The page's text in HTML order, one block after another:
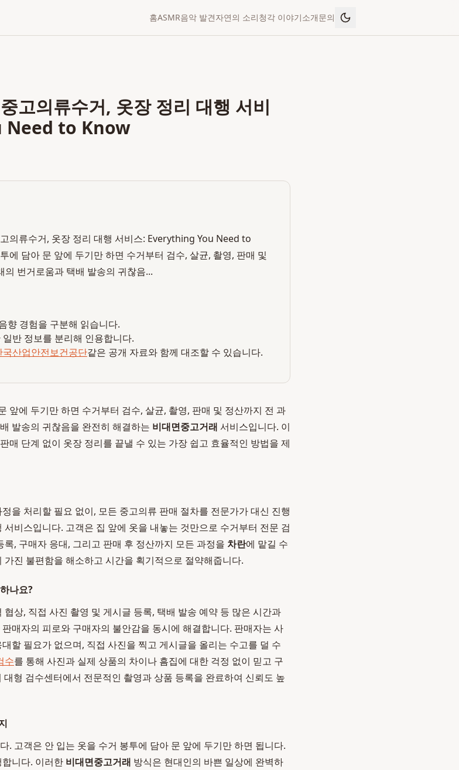
홈ASMR음악 발견자연의 소리청각 이야기소개문의
고의류수거, 옷장 정리 대행 서비
Need to Know
의류수거, 옷장 정리 대행 서비스: Everything You Need to
에 담아 문 앞에 두기만 하면 수거부터 검수, 살균, 촬영, 판매 및
번거로움과 택배 발송의 귀찮음...
향 경험을 구분해 읽습니다.
반 정보를 분리해 인용합니다.
국산업안전보건공단같은 공개 자료와 함께 대조할 수 있습니다.
앞에 두기만 하면 수거부터 검수, 살균, 촬영, 판매 및 정산까지 전 과
발송의 귀찮음을 완전히 해결하는 비대면중고거래 서비스입니다. 이
매 단계 없이 옷장 정리를 끝낼 수 있는 가장 쉽고 효율적인 방법을 제
을 처리할 필요 없이, 모든 중고의류 판매 절차를 전문가가 대신 진행
서비스입니다. 고객은 집 앞에 옷을 내놓는 것만으로 수거부터 전문 검
, 구매자 응대, 그리고 판매 후 정산까지 모든 과정을 차란에 맡길 수
진 불편함을 해소하고 시간을 획기적으로 절약해줍니다.
나요?
상, 직접 사진 촬영 및 게시글 등록, 택배 발송 예약 등 많은 시간과
매자의 피로와 구매자의 불안감을 동시에 해결합니다. 판매자는 사
할 필요가 없으며, 직접 사진을 찍고 게시글을 올리는 수고를 덜 수
수를 통해 사진과 실제 상품의 차이나 흠집에 대한 걱정 없이 믿고 구
대형 검수센터에서 전문적인 촬영과 상품 등록을 완료하여 신뢰도 높
. 고객은 안 입는 옷을 수거 봉투에 담아 문 앞에 두기만 하면 됩니다.
니다. 이러한 비대면중고거래 방식은 현대인의 바쁜 일상에 완벽하